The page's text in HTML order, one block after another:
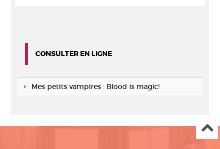
CONSULTER EN LIGNE
Mes petits vampires : Blood is magic!